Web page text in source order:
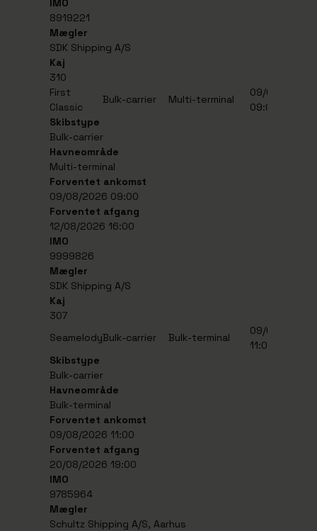
8919221
Mægler
SDK Shipping A/S
Kaj
310
First
Classic
Bulk-carrier Multi-terminal
09/08/2026
09:00
Skibstype
Bulk-carrier
Havneområde
Multi-terminal
Forventet ankomst
09/08/2026 09:00
Forventet afgang
12/08/2026 16:00
IMO
9999826
Mægler
SDK Shipping A/S
Kaj
307
SeamelodyBulk-carrier Bulk-terminal
09/08/2026
11:00
Skibstype
Bulk-carrier
Havneområde
Bulk-terminal
Forventet ankomst
09/08/2026 11:00
Forventet afgang
20/08/2026 19:00
IMO
9785964
Mægler
Schultz Shipping A/S, Aarhus